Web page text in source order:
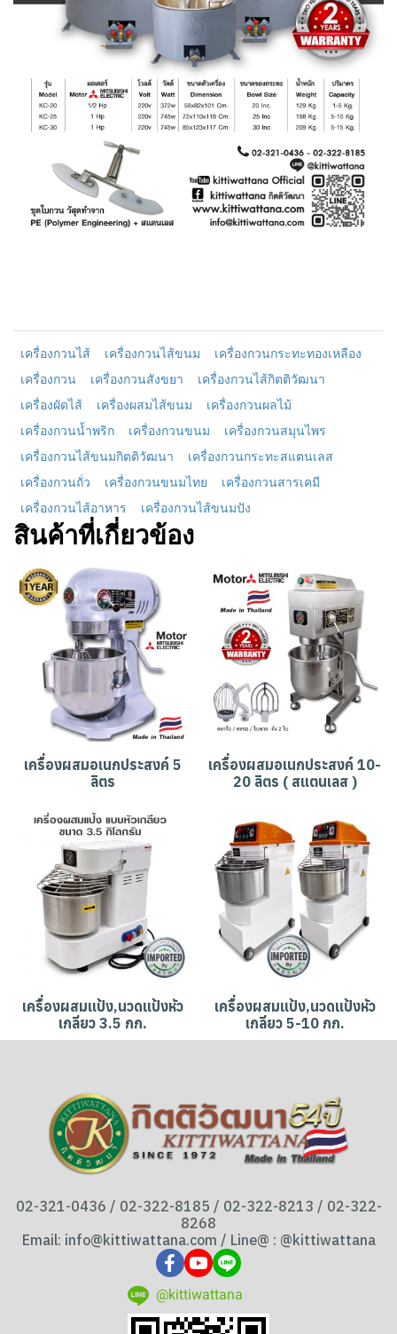
เครื่องกวนไส้ เครื่องกวนไส้ขนม
เครื่องกวนกระทะทองเหลือง
เครื่องกวน
เครื่องกวนสังขยา
เครื่องกวนไส้กิตติวัฒนา
เครื่องผัดไส้
เครื่องผสมไส้ขนม
เครื่องกวนผลไม้
เครื่องกวนน้ำพริก
เครื่องกวนขนม
เครื่องกวนสมุนไพร
เครื่องกวนไส้ขนมกิตติวัฒนา
เครื่องกวนกระทะสแตนเลส
เครื่องกวนถั่ว
เครื่องกวนขนมไทย
เครื่องกวนสารเคมี
เครื่องกวนไส้อาหาร
เครื่องกวนไส้ขนมปัง
สินค้าที่เกี่ยวข้อง
เครื่องผสมอเนกประสงค์ 5
ลิตร
เครื่องผสมอเนกประสงค์ 10-
20 ลิตร ( สแตนเลส )
เครื่องผสมแป้ง,นวดแป้งหัว
เกลียว 3.5 กก.
เครื่องผสมแป้ง,นวดแป้งหัว
เกลียว 5-10 กก.
02-321-0436 / 02-322-8185 / 02-322-8213 / 02-322-
8268
Email: info@kittiwattana.com / Line@ : @kittiwattana
@kittiwattana